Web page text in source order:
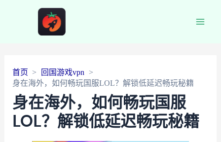
首页
回国游戏vpn
身在海外，如何畅玩国服LOL？解锁低延迟畅玩秘籍
身在海外，如何畅玩国服
LOL？解锁低延迟畅玩秘籍